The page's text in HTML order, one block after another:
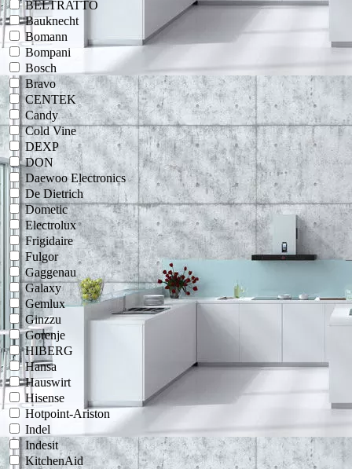
BELTRATTO
Bauknecht
Bomann
Bompani
Bosch
Bravo
CENTEK
Candy
Cold Vine
DEXP
DON
Daewoo Electronics
De Dietrich
Dometic
Electrolux
Frigidaire
Fulgor
Gaggenau
Galaxy
Gemlux
Ginzzu
Gorenje
HIBERG
Hansa
Hauswirt
Hisense
Hotpoint-Ariston
Indel
Indesit
KitchenAid